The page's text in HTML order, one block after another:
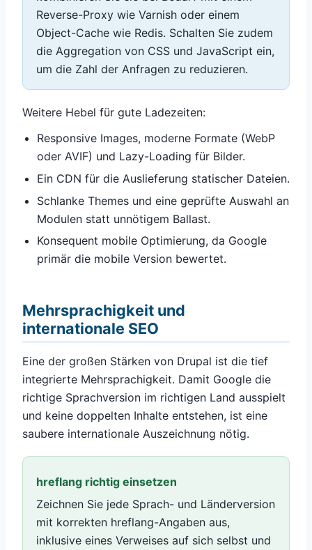
Reverse-Proxy wie Varnish oder einem
Object-Cache wie Redis. Schalten Sie zudem
die Aggregation von CSS und JavaScript ein,
um die Zahl der Anfragen zu reduzieren.
Weitere Hebel für gute Ladezeiten:
Responsive Images, moderne Formate (WebP
oder AVIF) und Lazy-Loading für Bilder.
Ein CDN für die Auslieferung statischer Dateien.
Schlanke Themes und eine geprüfte Auswahl an
Modulen statt unnötigem Ballast.
Konsequent mobile Optimierung, da Google
primär die mobile Version bewertet.
Mehrsprachigkeit und
internationale SEO
Eine der großen Stärken von Drupal ist die tief
integrierte Mehrsprachigkeit. Damit Google die
richtige Sprachversion im richtigen Land ausspielt
und keine doppelten Inhalte entstehen, ist eine
saubere internationale Auszeichnung nötig.
hreflang richtig einsetzen
Zeichnen Sie jede Sprach- und Länderversion
mit korrekten hreflang-Angaben aus,
inklusive eines Verweises auf sich selbst und